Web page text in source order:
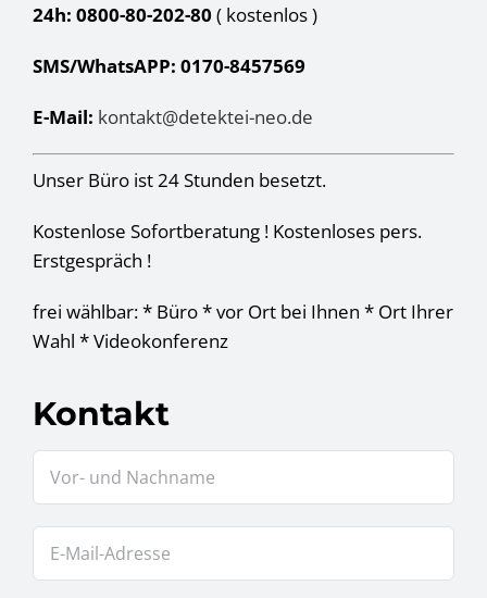
24h: 0800-80-202-80 ( kostenlos)
SMS/WhatsAPP: 0170-8457569
E-Mail: kontakt@detektei-neo.de
Unser Büro ist 24 Stunden besetzt.
Kostenlose Sofortberatung ! Kostenloses pers.
Erstgespräch !
frei wählbar: * Büro * vor Ort bei Ihnen * Ort Ihrer
Wahl * Videokonferenz
Kontakt